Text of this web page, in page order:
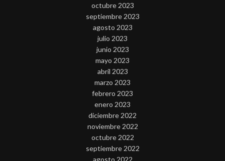
octubre 2023
septiembre 2023
agosto 2023
julio 2023
junio 2023
mayo 2023
abril 2023
marzo 2023
febrero 2023
enero 2023
diciembre 2022
noviembre 2022
octubre 2022
septiembre 2022